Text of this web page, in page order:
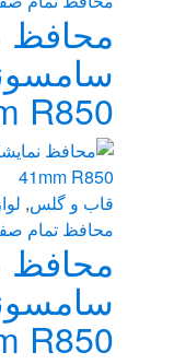
محافظ
R850
قاب و گلس,
محافظ تمام
محافظ
R850